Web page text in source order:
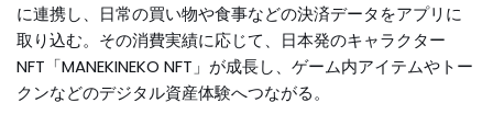
に連携し、日常の買い物や食事などの決済データをアプリに
取り込む。その消費実績に応じて、日本発のキャラクター
NFT「MANEKINEKO NFT」が成長し、ゲーム内アイテムやトー
クンなどのデジタル資産体験へつながる。